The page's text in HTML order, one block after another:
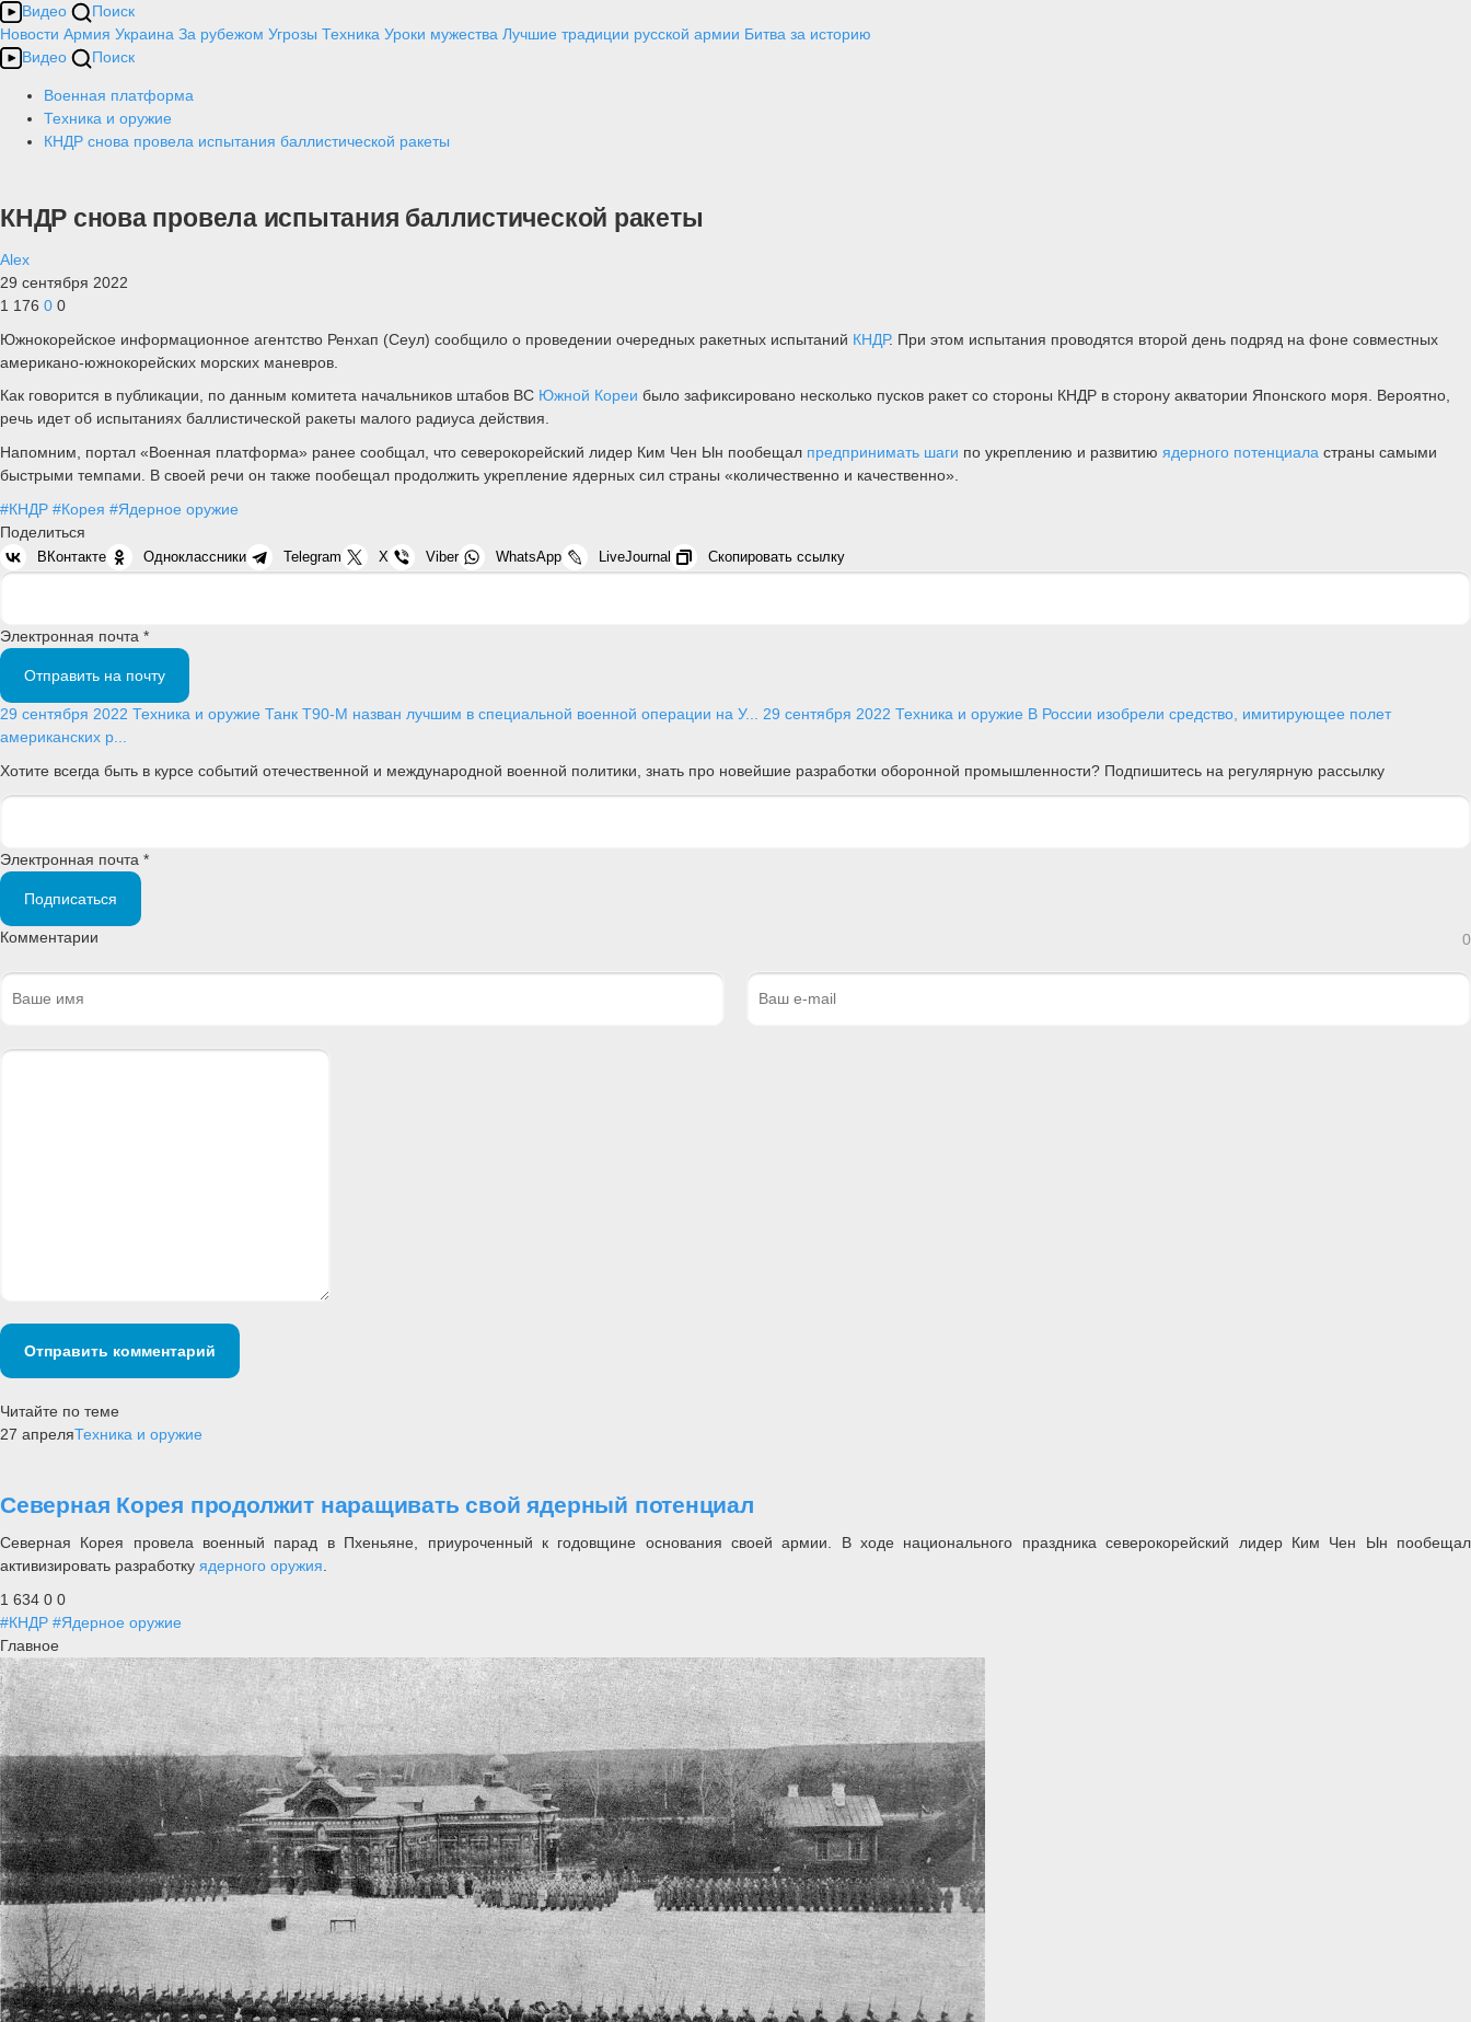
Видео
Поиск
Новости Армия Украина За рубежом Угрозы Техника Уроки мужества Лучшие традиции русской армии Битва за историю
Видео
Поиск
Военная платформа
Техника и оружие
КНДР снова провела испытания баллистической ракеты
КНДР снова провела испытания баллистической ракеты
Alex
29 сентября 2022
1 176 0 0
Южнокорейское информационное агентство Ренхап (Сеул) сообщило о проведении очередных ракетных испытаний КНДР. При этом испытания проводятся второй день подряд на фоне совместных
американо-южнокорейских морских маневров.
Как говорится в публикации, по данным комитета начальников штабов ВС Южной Кореи было зафиксировано несколько пусков ракет со стороны КНДР в сторону акватории Японского моря. Вероятно,
речь идет об испытаниях баллистической ракеты малого радиуса действия.
Напомним, портал «Военная платформа» ранее сообщал, что северокорейский лидер Ким Чен Ын пообещал предпринимать шаги по укреплению и развитию ядерного потенциала страны самыми
быстрыми темпами. В своей речи он также пообещал продолжить укрепление ядерных сил страны «количественно и качественно».
#КНДР #Корея #Ядерное оружие
Поделиться
ВКонтакте Одноклассники Telegram X Viber WhatsApp LiveJournal Скопировать ссылку
Электронная почта *
Отправить на почту
29 сентября 2022 Техника и оружие Танк Т90-М назван лучшим в специальной военной операции на У... 29 сентября 2022 Техника и оружие В России изобрели средство, имитирующее полет
американских р...
Хотите всегда быть в курсе событий отечественной и международной военной политики, знать про новейшие разработки оборонной промышленности? Подпишитесь на регулярную рассылку
Электронная почта *
Подписаться
Комментарии 0
Отправить комментарий
Читайте по теме
27 апреляТехника и оружие
Северная Корея продолжит наращивать свой ядерный потенциал
Северная Корея провела военный парад в Пхеньяне, приуроченный к годовщине основания своей армии. В ходе национального праздника северокорейский лидер Ким Чен Ын пообещал
активизировать разработку ядерного оружия
1 634 0 0
#КНДР #Ядерное оружие
Главное